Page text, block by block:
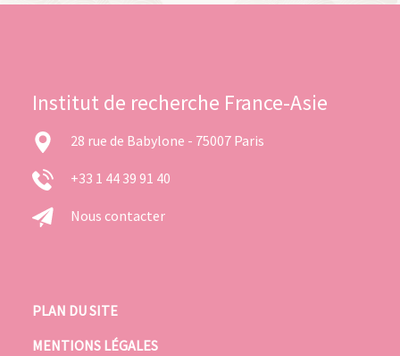
Institut de recherche France-Asie
28 rue de Babylone - 75007 Paris
+33 1 44 39 91 40
Nous contacter
PLAN DU SITE
MENTIONS LÉGALES